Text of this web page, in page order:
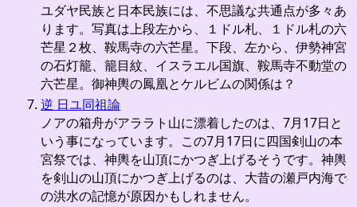
ユダヤ民族と日本民族には、不思議な共通点が多々あ
ります。写真は上段左から、１ドル札、１ドル札の六
芒星２枚、鞍馬寺の六芒星。下段、左から、伊勢神宮
の石灯籠、籠目紋、イスラエル国旗、鞍馬寺不動堂の
六芒星。御神輿の鳳凰とケルビムの関係は？
逆 日ユ同祖論
ノアの箱舟がアララト山に漂着したのは、7月17日と
いう事になっています。この7月17日に四国剣山の本
宮祭では、神輿を山頂にかつぎ上げるそうです。神輿
を剣山の山頂にかつぎ上げるのは、大昔の瀬戸内海で
の洪水の記憶が原因かもしれません。